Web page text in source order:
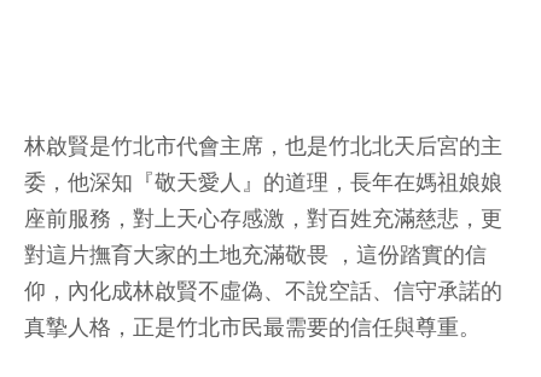
林啟賢是竹北市代會主席，也是竹北北天后宮的主
委，他深知『敬天愛人』的道理，長年在媽祖娘娘
座前服務，對上天心存感激，對百姓充滿慈悲，更
對這片撫育大家的土地充滿敬畏 ，這份踏實的信
仰，內化成林啟賢不虛偽、不說空話、信守承諾的
真摯人格，正是竹北市民最需要的信任與尊重。